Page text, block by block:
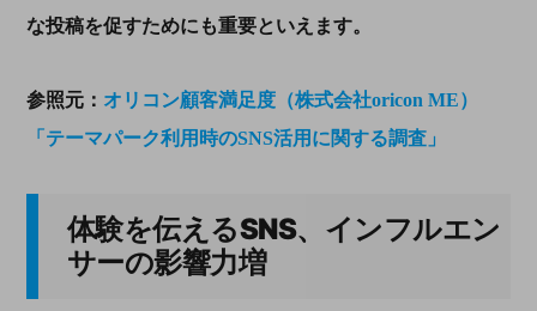
な投稿を促すためにも重要といえます。
参照元： オリコン顧客満足度（株式会社oricon ME）
「テーマパーク利用時のSNS活用に関する調査」
体験を伝えるSNS、インフルエン
サーの影響力増